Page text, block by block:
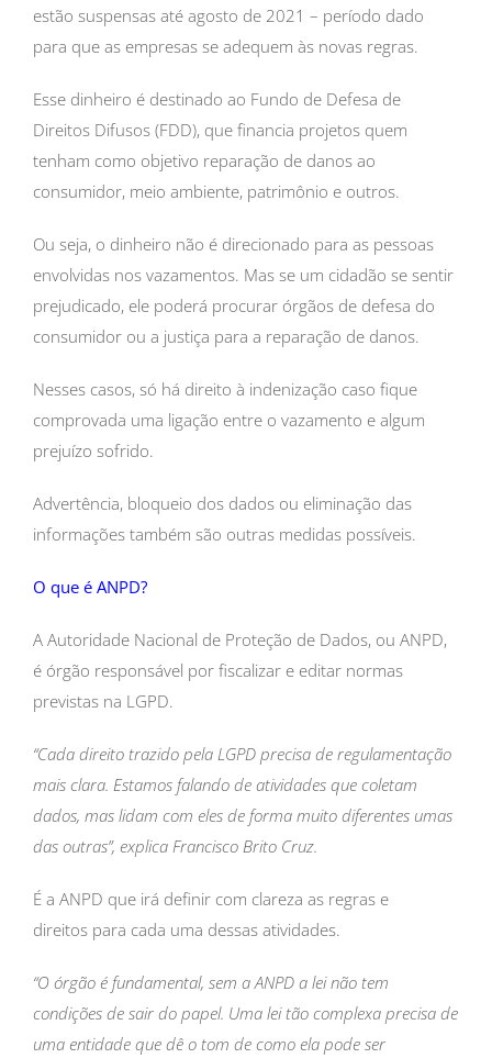
estão suspensas até agosto de 2021 – período dado
para que as empresas se adequem às novas regras.
Esse dinheiro é destinado ao Fundo de Defesa de
Direitos Difusos (FDD), que financia projetos quem
tenham como objetivo reparação de danos ao
consumidor, meio ambiente, patrimônio e outros.
Ou seja, o dinheiro não é direcionado para as pessoas
envolvidas nos vazamentos. Mas se um cidadão se sentir
prejudicado, ele poderá procurar órgãos de defesa do
consumidor ou a justiça para a reparação de danos.
Nesses casos, só há direito à indenização caso fique
comprovada uma ligação entre o vazamento e algum
prejuízo sofrido.
Advertência, bloqueio dos dados ou eliminação das
informações também são outras medidas possíveis.
O que é ANPD?
A Autoridade Nacional de Proteção de Dados, ou ANPD,
é órgão responsável por fiscalizar e editar normas
previstas na LGPD.
“Cada direito trazido pela LGPD precisa de regulamentação
mais clara. Estamos falando de atividades que coletam
dados, mas lidam com eles de forma muito diferentes umas
das outras”, explica Francisco Brito Cruz.
É a ANPD que irá definir com clareza as regras e
direitos para cada uma dessas atividades.
“O órgão é fundamental, sem a ANPD a lei não tem
condições de sair do papel. Uma lei tão complexa precisa de
uma entidade que dê o tom de como ela pode ser